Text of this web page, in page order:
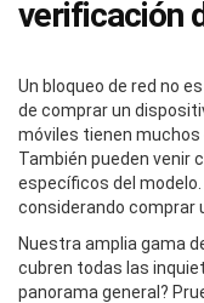
verificación
Un bloqueo de red no
de comprar un
móviles tienen
También pueden venir
específicos del
considerando comprar
Nuestra amplia gama
cubren todas las
panorama general?